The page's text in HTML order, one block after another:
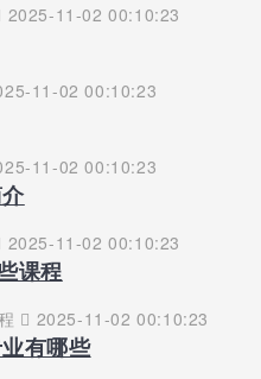
2025-11-02 00:10:23
11-02 00:10:23
11-02 00:10:23
2025-11-02 00:10:23
课程
2025-11-02 00:10:23
有哪些